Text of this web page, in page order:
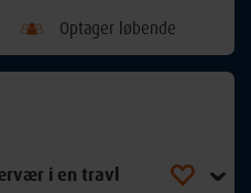
Optager løbende
i en travl